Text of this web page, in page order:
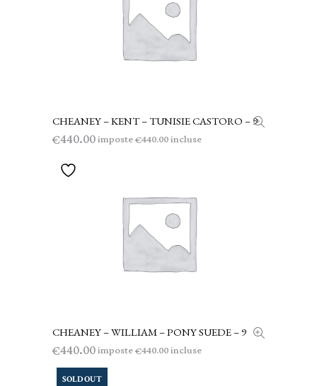
LEGGI TUTTO
CHEANEY – KENT – TUNISIE CASTORO – 9
€440.00imposte€440.00incluse
AGGIUNGI AL CARRELLO
CHEANEY – WILLIAM – PONY SUEDE – 9
€440.00imposte€440.00incluse
SOLD OUT